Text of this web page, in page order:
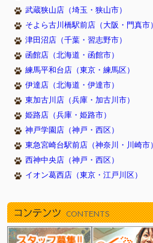
2026/05/23新しく７頭やってきまし
2026/05/16新しく１１頭やってきま
2026/05/16新しく６頭やってきまし
2026/05/16新しく７頭やってきまし
2026/05/09新しく７頭やってきまし
2026/05/09新しく８頭やってきまし
2026/05/09新しく８頭やってきまし
2026/05/02新しく９頭やってきまし
2026/05/02新しく９頭やってきまし
2026/05/02新しく５頭やってきまし
2026/04/26
新しく９頭やってきまし
2026/04/18新しく１０頭やってきま
2026/04/18新しく６頭やってきまし
武蔵狭山店（埼玉・狭山市）
そよら古川橋駅前店（大阪・門真市）
津田沼店（千葉・習志野市）
函館店（北海道・函館市）
練馬平和台店（東京・練馬区）
伊達店（北海道・伊達市）
東加古川店（兵庫・加古川市）
姫路店（兵庫・姫路市）
神戸学園店（神戸・西区）
東急宮崎台駅前店（神奈川・川崎市）
西神中央店（神戸・西区）
イオン葛西店（東京・江戸川区）
コンテンツ CONTENTS